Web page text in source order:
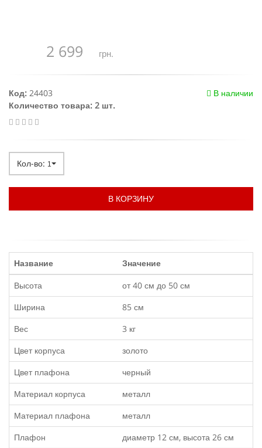
2 699 грн.
В наличии
Код: 24403
Количество товара: 2 шт.
Кол-во: 1
В КОРЗИНУ
Название
Значение
Высота
от 40 см до 50 см
Ширина
85 см
Вес
3 кг
Цвет корпуса
золото
Цвет плафона
черный
Материал корпуса
металл
Материал плафона
металл
Плафон
диаметр 12 см, высота 26 см